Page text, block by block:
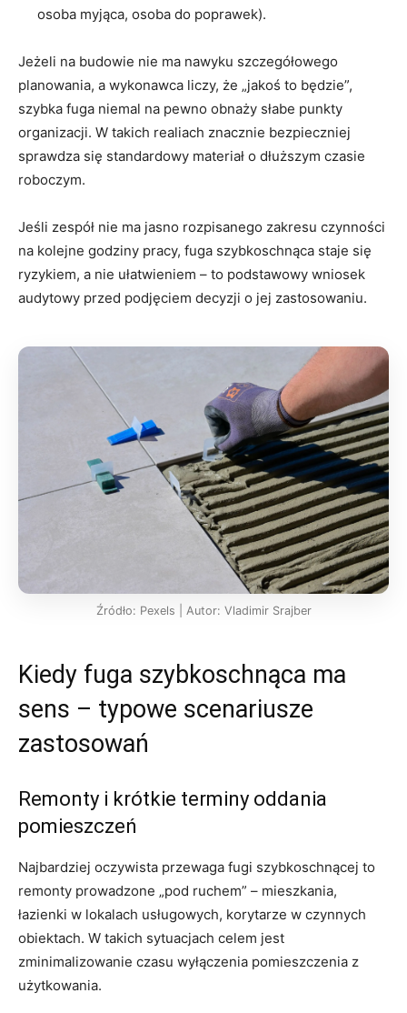
osoba myjąca, osoba do poprawek).
Jeżeli na budowie nie ma nawyku szczegółowego
planowania, a wykonawca liczy, że „jakoś to będzie”,
szybka fuga niemal na pewno obnaży słabe punkty
organizacji. W takich realiach znacznie bezpieczniej
sprawdza się standardowy materiał o dłuższym czasie
roboczym.
Jeśli zespół nie ma jasno rozpisanego zakresu czynności
na kolejne godziny pracy, fuga szybkoschnąca staje się
ryzykiem, a nie ułatwieniem – to podstawowy wniosek
audytowy przed podjęciem decyzji o jej zastosowaniu.
Źródło: Pexels | Autor: Vladimir Srajber
Kiedy fuga szybkoschnąca ma
sens – typowe scenariusze
zastosowań
Remonty i krótkie terminy oddania
pomieszczeń
Najbardziej oczywista przewaga fugi szybkoschnącej to
remonty prowadzone „pod ruchem” – mieszkania,
łazienki w lokalach usługowych, korytarze w czynnych
obiektach. W takich sytuacjach celem jest
zminimalizowanie czasu wyłączenia pomieszczenia z
użytkowania.